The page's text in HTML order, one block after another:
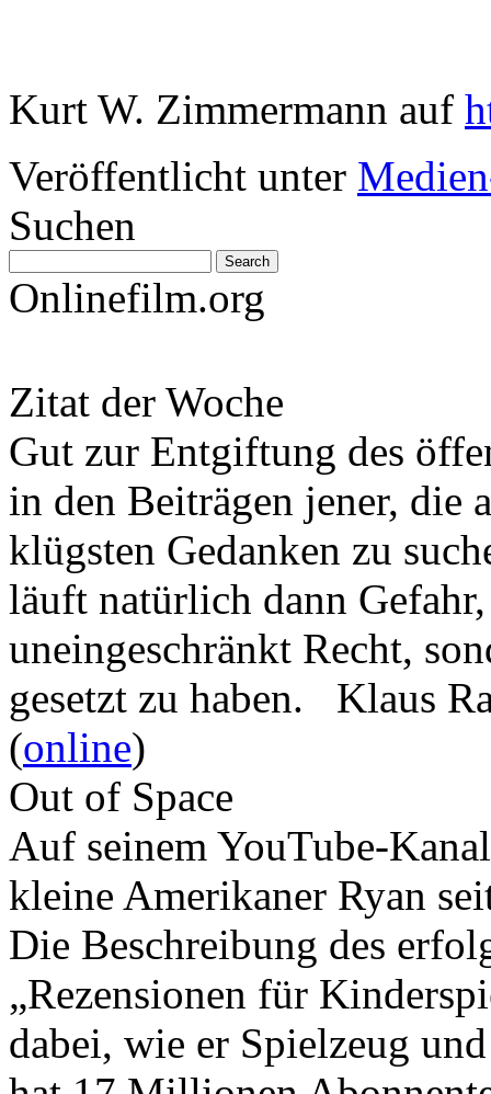
Kurt W. Zimmermann auf
Veröffentlicht unter
Suchen
Onlinefilm.org
Zitat der Woche
Gut zur Entgiftung des
in den Beiträgen jener, die
klügsten Gedanken zu
läuft natürlich dann
uneingeschränkt Recht,
gesetzt zu haben. Klaus
(online)
Out of Space
Auf seinem YouTube-
kleine Amerikaner Ryan
Die Beschreibung des
„Rezensionen für
dabei, wie er Spielzeug